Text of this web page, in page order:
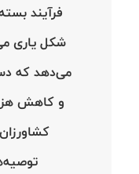
فرآیند
شکل یاری
می‌دهد که
و کاهش